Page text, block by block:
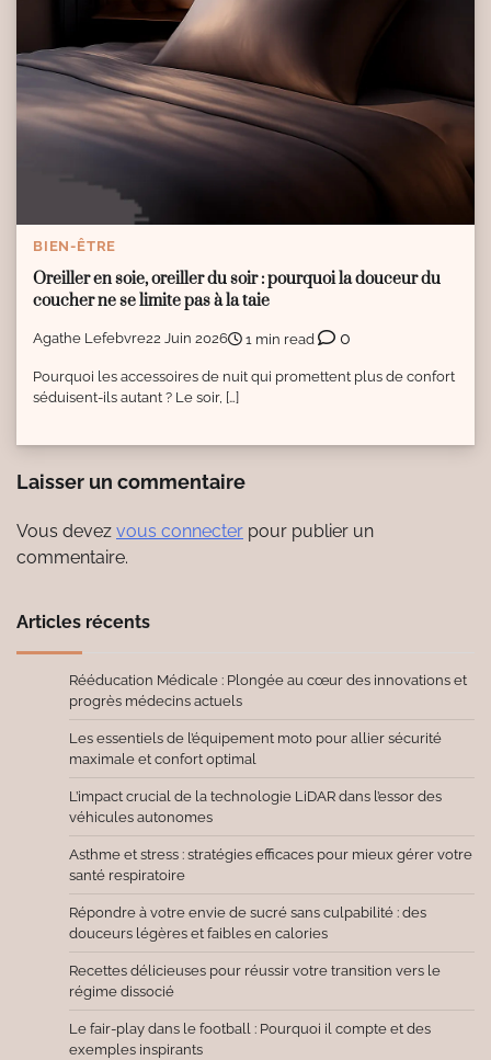
BIEN-ÊTRE
Oreiller en soie, oreiller du soir : pourquoi la douceur du
coucher ne se limite pas à la taie
Agathe Lefebvre22 Juin 2026 1 min read 0
Pourquoi les accessoires de nuit qui promettent plus de confort
séduisent-ils autant ? Le soir, […]
Laisser un commentaire
Vous devez vous connecter pour publier un
commentaire.
Articles récents
Rééducation Médicale : Plongée au cœur des innovations et
progrès médecins actuels
Les essentiels de l’équipement moto pour allier sécurité
maximale et confort optimal
L’impact crucial de la technologie LiDAR dans l’essor des
véhicules autonomes
Asthme et stress : stratégies efficaces pour mieux gérer votre
santé respiratoire
Répondre à votre envie de sucré sans culpabilité : des
douceurs légères et faibles en calories
Recettes délicieuses pour réussir votre transition vers le
régime dissocié
Le fair-play dans le football : Pourquoi il compte et des
exemples inspirants